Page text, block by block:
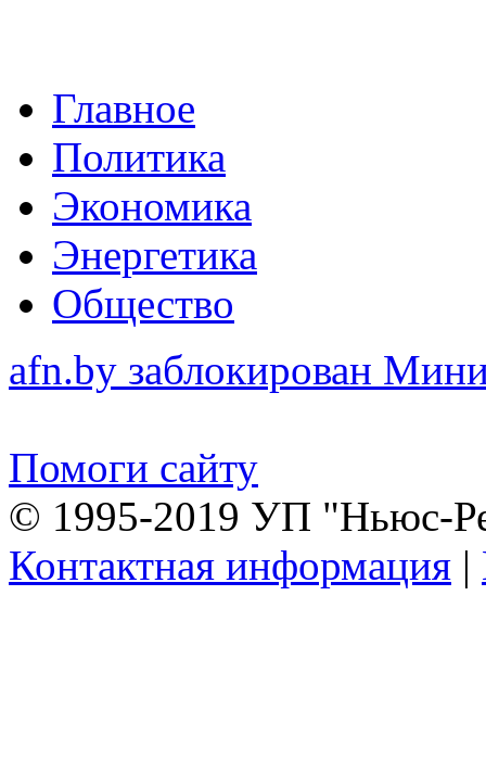
Главное
Политика
Экономика
Энергетика
Общество
afn.by заблокирован
Помоги сайту
© 1995-2019 УП "Ньюс-
Контактная информация |